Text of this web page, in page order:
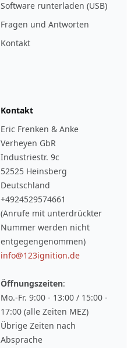
Software runterladen (USB)
Fragen und Antworten
Kontakt
Kontakt
Eric Frenken & Anke
Verheyen GbR
Industriestr. 9c
52525 Heinsberg
Deutschland
+4924529574661
(Anrufe mit unterdrückter
Nummer werden nicht
entgegengenommen)
info@123ignition.de
Öffnungszeiten:
Mo.-Fr. 9:00 - 13:00 / 15:00 -
17:00 (alle Zeiten MEZ)
Übrige Zeiten nach
Absprache